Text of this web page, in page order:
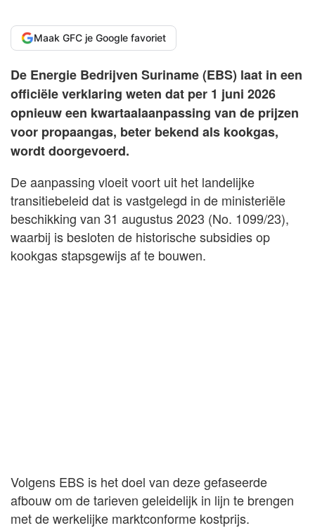
Maak GFC je Google favoriet
De Energie Bedrijven Suriname (EBS) laat in een
officiële verklaring weten dat per 1 juni 2026
opnieuw een kwartaalaanpassing van de prijzen
voor propaangas, beter bekend als kookgas,
wordt doorgevoerd.
De aanpassing vloeit voort uit het landelijke
transitiebeleid dat is vastgelegd in de ministeriële
beschikking van 31 augustus 2023 (No. 1099/23),
waarbij is besloten de historische subsidies op
kookgas stapsgewijs af te bouwen.
Volgens EBS is het doel van deze gefaseerde
afbouw om de tarieven geleidelijk in lijn te brengen
met de werkelijke marktconforme kostprijs.